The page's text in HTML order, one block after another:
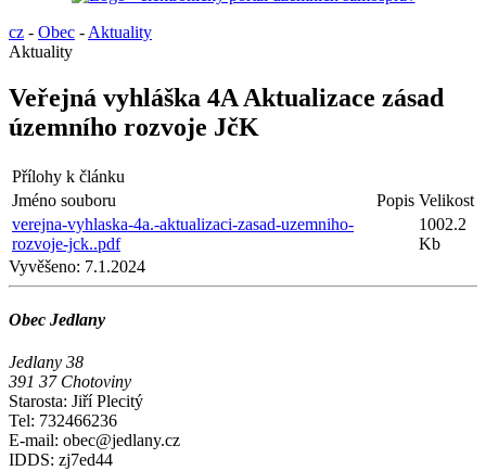
cz - Obec - Aktuality
Aktuality
Veřejná vyhláška 4A Aktualizace zásad
územního rozvoje JčK
Přílohy k článku
Jméno souboru
Popis Velikost
verejna-vyhlaska-4a.-aktualizaci-zasad-uzemniho-
rozvoje-jck..pdf
1002.2
Kb
Vyvěšeno: 7.1.2024
Obec Jedlany
Jedlany 38
391 37 Chotoviny
Starosta: Jiří Plecitý
Tel: 732466236
E-mail: obec@jedlany.cz
IDDS: zj7ed44